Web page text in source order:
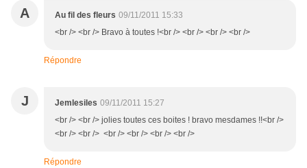
A Au fil des fleurs 09/11/2011 15:33
<br /> <br /> Bravo à toutes !<br /> <br /> <br /> <br />
Répondre
J Jemlesiles 09/11/2011 15:27
<br /> <br /> jolies toutes ces boites ! bravo mesdames !!<br />
<br /> <br /> <br /> <br /> <br /> <br />
Répondre